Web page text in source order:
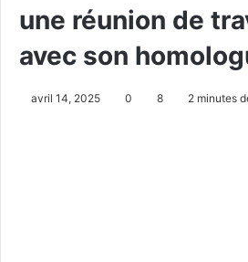
une réunion de
avec son
avril 14, 2025 0 8 2 minutes